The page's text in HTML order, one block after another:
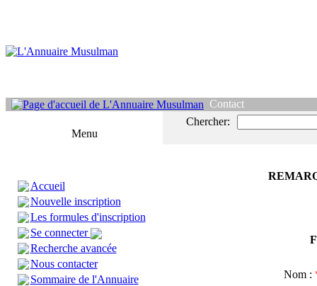
Contact
Menu
Accueil
Nouvelle inscription
Les formules d'inscription
Se connecter
Recherche avancée
Nous contacter
Sommaire de l'Annuaire
Chercher:
Nom :